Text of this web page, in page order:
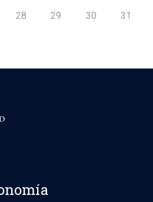
28 29 30 31